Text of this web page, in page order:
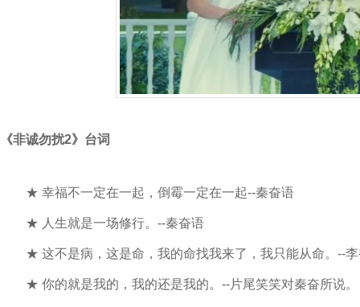
《非诚勿扰2》台词
★ 幸福不一定在一起，倒霉一定在一起--秦奋语
★ 人生就是一场修行。--秦奋语
★ 这不是病，这是命，我的命找我来了，我只能从命。--李
★ 你的就是我的，我的还是我的。--片尾笑笑对秦奋所说。